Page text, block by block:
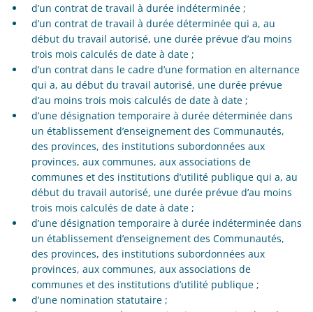
d’un contrat de travail à durée indéterminée ;
d’un contrat de travail à durée déterminée qui a, au
début du travail autorisé, une durée prévue d’au moins
trois mois calculés de date à date ;
d’un contrat dans le cadre d’une formation en alternance
qui a, au début du travail autorisé, une durée prévue
d’au moins trois mois calculés de date à date ;
d’une désignation temporaire à durée déterminée dans
un établissement d’enseignement des Communautés,
des provinces, des institutions subordonnées aux
provinces, aux communes, aux associations de
communes et des institutions d’utilité publique qui a, au
début du travail autorisé, une durée prévue d’au moins
trois mois calculés de date à date ;
d’une désignation temporaire à durée indéterminée dans
un établissement d’enseignement des Communautés,
des provinces, des institutions subordonnées aux
provinces, aux communes, aux associations de
communes et des institutions d’utilité publique ;
d’une nomination statutaire ;